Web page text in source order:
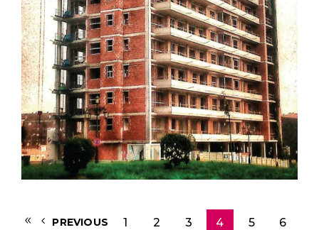
PREVIOUS 1 2 3 4 5 6